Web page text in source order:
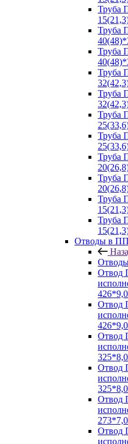
Труба
Труба
Труба
Труба
Труба
Труба
Труба
Труба
Труба
Труба
Труба
Отводы в
Отвод
Отвод
Отвод
Отвод
Отвод
Отвод